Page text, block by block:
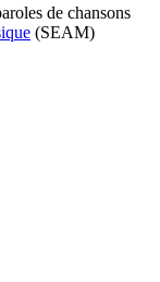
de chansons
(SEAM)